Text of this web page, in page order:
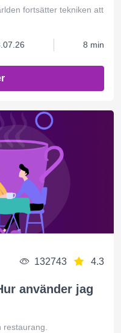
fortsätter tekniken att
8 min
132743 4.3
använder jag